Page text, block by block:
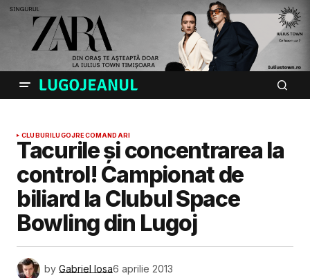
CLUBURILUGOJRECOMANDARI
Tacurile și concentrarea la
control! Campionat de
biliard la Clubul Space
Bowling din Lugoj
by Gabriel Iosa6 aprilie 2013